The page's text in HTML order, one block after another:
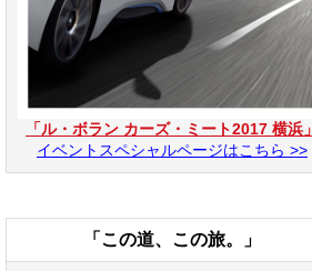
「ル・ボラン カーズ・ミート2017 横浜」
イベントスペシャルページはこちら >>
「この道、この旅。」